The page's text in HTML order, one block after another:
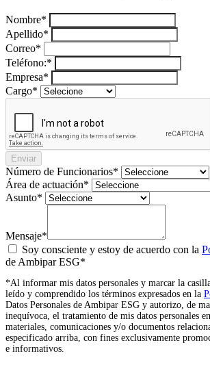
Nombre*
Apellido*
Correo*
Teléfono:*
Empresa*
Cargo*
Enviar
Número de Funcionarios*
Área de actuación*
Asunto*
Mensaje*
Soy consciente y estoy de acuerdo con la
de Ambipar ESG*
*Al informar mis datos personales y marcar la
leído y comprendido los términos expresados en la
Datos Personales de Ambipar ESG y autorizo, de
inequívoca, el tratamiento de mis datos personales
materiales, comunicaciones y/o documentos
especificado arriba, con fines exclusivamente
e informativos.